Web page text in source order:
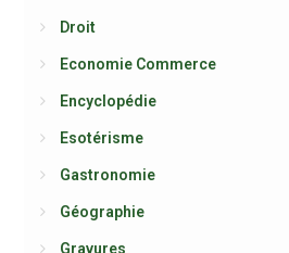
Droit
Economie Commerce
Encyclopédie
Esotérisme
Gastronomie
Géographie
Gravures